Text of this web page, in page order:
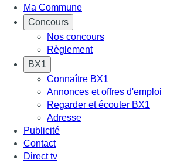
Ma Commune
Concours
Nos concours
Règlement
BX1
Connaître BX1
Annonces et offres d'emploi
Regarder et écouter BX1
Adresse
Publicité
Contact
Direct tv